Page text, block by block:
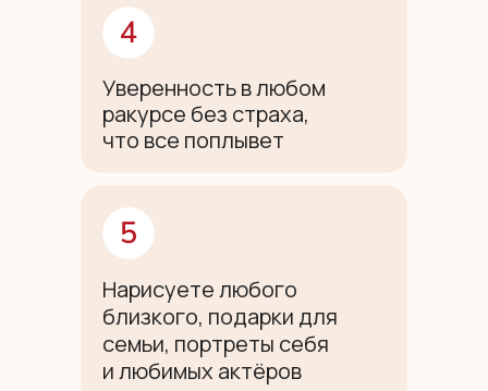
Уверенность в любом
ракурсе без страха,
что все поплывет
Нарисуете любого
близкого, подарки для
семьи, портреты себя
и любимых актёров